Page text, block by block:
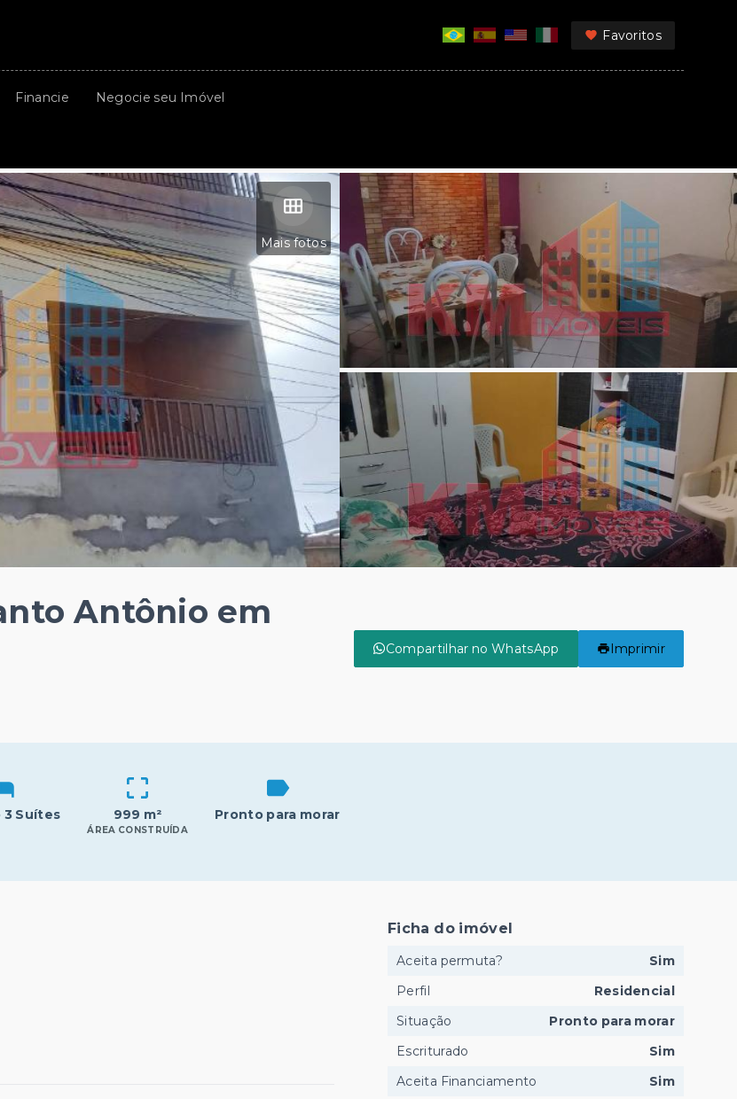
Favoritos
Financie Negocie seu Imóvel
Mais fotos
Antônio em
Compartilhar no WhatsApp Imprimir
3 Suítes 999 m²
ÁREA CONSTRUÍDA
Pronto para morar
Ficha do imóvel
Aceita permuta?
Sim
Perfil
Residencial
Situação
Pronto para morar
Escriturado
Sim
Aceita Financiamento
Sim